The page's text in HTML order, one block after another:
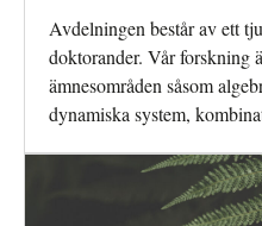
Avdelningen består av ett
doktorander. Vår forskning
ämnesområden såsom
dynamiska system,